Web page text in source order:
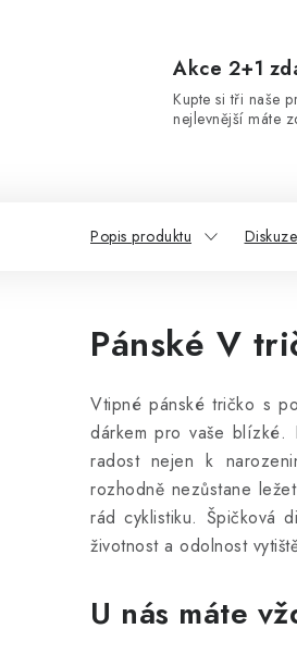
Akce 2+1
Kupte si tři naše
nejlevnější máte
Popis produktu Diskuze
Pánské V
Vtipné pánské tričko s
dárkem pro vaše blízké.
radost nejen k
rozhodně nezůstane
rád cyklistiku. Špičková
životnost a odolnost
U nás máte